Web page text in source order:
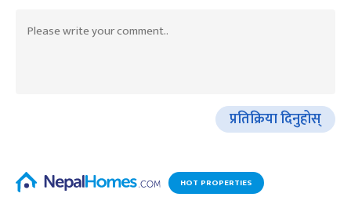
प्रतिक्रिया दिनुहोस्
HOT PROPERTIES